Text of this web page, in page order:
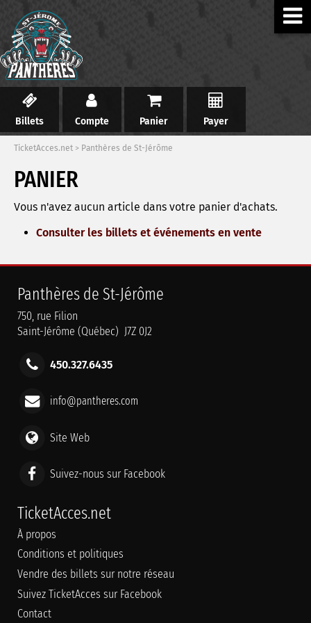
Billets Compte Panier Payer
TicketAcces.net > Panthères de St-Jérôme
PANIER
Vous n'avez aucun article dans votre panier d'achats.
Consulter les billets et événements en vente
Panthères de St-Jérôme
750, rue Filion
Saint-Jérôme (Québec) J7Z 0J2
450.327.6435
info@pantheres.com
Site Web
Suivez-nous sur Facebook
TicketAcces.net
À propos
Conditions et politiques
Vendre des billets sur notre réseau
Suivez TicketAcces sur Facebook
Contact